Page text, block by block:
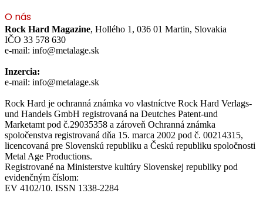
O nás
Rock Hard Magazine, Hollého 1, 036 01 Martin, Slovakia
IČO 33 578 630
e-mail: info@metalage.sk
Inzercia:
e-mail: info@metalage.sk
Rock Hard je ochranná známka vo vlastníctve Rock Hard Verlags-
und Handels GmbH registrovaná na Deutches Patent-und
Marketamt pod č.29035358 a zároveň Ochranná známka
spoločenstva registrovaná dňa 15. marca 2002 pod č. 00214315,
licencovaná pre Slovenskú republiku a Českú republiku spoločnosti
Metal Age Productions.
Registrované na Ministerstve kultúry Slovenskej republiky pod
evidenčným číslom:
EV 4102/10. ISSN 1338-2284